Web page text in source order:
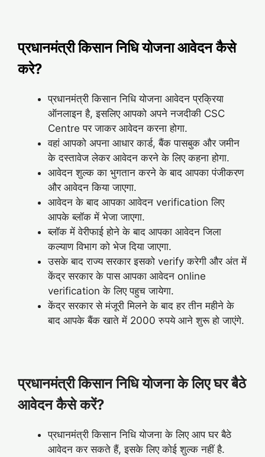
प्रधानमंत्री किसान निधि योजना आवेदन कैसे
करे?
प्रधानमंत्री किसान निधि योजना आवेदन प्रक्रिया
ऑनलाइन है, इसलिए आपको अपने नजदीकी CSC
Centre पर जाकर आवेदन करना होगा.
वहां आपको अपना आधार कार्ड, बैंक पासबुक और जमीन
के दस्तावेज लेकर आवेदन करने के लिए कहना होगा.
आवेदन शुल्क का भुगतान करने के बाद आपका पंजीकरण
और आवेदन किया जाएगा.
आवेदन के बाद आपका आवेदन verification लिए
आपके ब्लॉक में भेजा जाएगा.
ब्लॉक में वेरीफाई होने के बाद आपका आवेदन जिला
कल्याण विभाग को भेज दिया जाएगा.
उसके बाद राज्य सरकार इसको verify करेगी और अंत में
केंद्र सरकार के पास आपका आवेदन online
verification के लिए पहुच जायेगा.
केंद्र सरकार से मंजूरी मिलने के बाद हर तीन महीने के
बाद आपके बैंक खाते में 2000 रुपये आने शुरू हो जाएंगे.
प्रधानमंत्री किसान निधि योजना के लिए घर बैठे
आवेदन कैसे करें?
प्रधानमंत्री किसान निधि योजना के लिए आप घर बैठे
आवेदन कर सकते हैं, इसके लिए कोई शुल्क नहीं है.